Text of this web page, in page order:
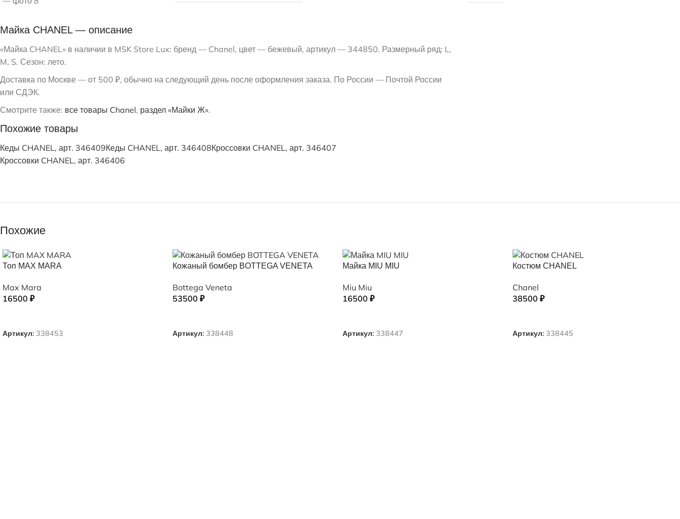
Майка CHANEL — описание
«Майка CHANEL» в наличии в MSK Store Lux: бренд — Chanel, цвет — бежевый, артикул — 344850. Размерный ряд: L,
M, S. Сезон: лето.
Доставка по Москве — от 500 ₽, обычно на следующий день после оформления заказа. По России — Почтой России
или СДЭК.
Смотрите также: все товары Chanel, раздел «Майки Ж».
Похожие товары
Кеды CHANEL, арт. 346409Кеды CHANEL, арт. 346408Кроссовки CHANEL, арт. 346407
Кроссовки CHANEL, арт. 346406
Похожие
Топ MAX MARA
Max Mara
16500 ₽
Артикул: 338453
Кожаный бомбер BOTTEGA VENETA
Bottega Veneta
53500 ₽
Артикул: 338448
Майка MIU MIU
Miu Miu
16500 ₽
Артикул: 338447
Костюм CHANEL
Chanel
38500 ₽
Артикул: 338445